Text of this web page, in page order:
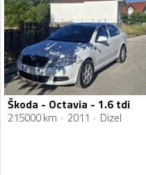
Škoda - Octavia - 1.6 tdi
215000 km 2011 Dizel